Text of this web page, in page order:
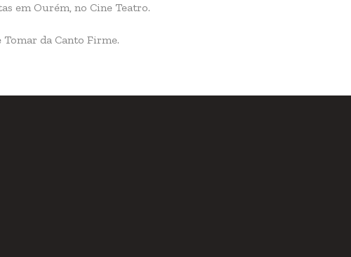
em Ourém, no Cine Teatro.
da Canto Firme.